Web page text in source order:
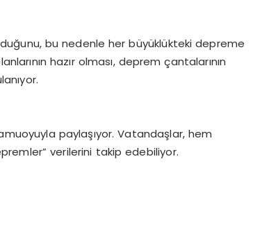
bu nedenle her büyüklükteki depreme
hazır olması, deprem çantalarının
paylaşıyor. Vatandaşlar, hem
verilerini takip edebiliyor.